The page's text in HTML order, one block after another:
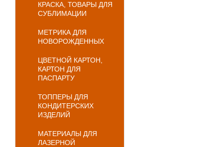
КРАСКА, ТОВАРЫ ДЛЯ
СУБЛИМАЦИИ
МЕТРИКА ДЛЯ
НОВОРОЖДЕННЫХ
ЦВЕТНОЙ КАРТОН,
КАРТОН ДЛЯ
ПАСПАРТУ
ТОППЕРЫ ДЛЯ
КОНДИТЕРСКИХ
ИЗДЕЛИЙ
МАТЕРИАЛЫ ДЛЯ
ЛАЗЕРНОЙ